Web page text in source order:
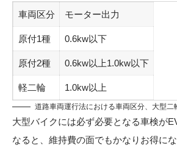
車両区分 モーター出力
原付1種 0.6kw以下
原付2種 0.6kw以上1.0kw以下
軽二輪 1.0kw以上
道路車両運行法における車両区分、大型二
大型バイクには必ず必要となる車検が
なると、維持費の面でもかなりお得にな